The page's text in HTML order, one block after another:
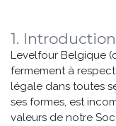
1. Introduction
Levelfour Belgique
fermement à
légale dans toutes
ses formes, est
valeurs de notre